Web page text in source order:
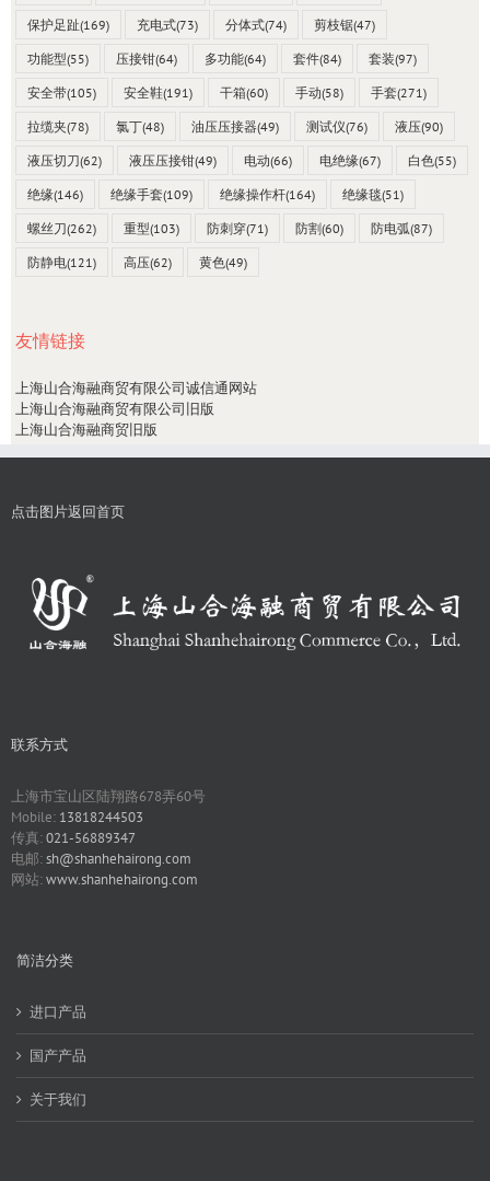
保护足趾(169) 充电式(73) 分体式(74) 剪枝锯(47)
功能型(55) 压接钳(64) 多功能(64) 套件(84) 套装(97)
安全带(105) 安全鞋(191) 干箱(60) 手动(58) 手套(271)
拉缆夹(78) 氯丁(48) 油压压接器(49) 测试仪(76) 液压(90)
液压切刀(62) 液压压接钳(49) 电动(66) 电绝缘(67) 白色(55)
绝缘(146) 绝缘手套(109) 绝缘操作杆(164) 绝缘毯(51)
螺丝刀(262) 重型(103) 防刺穿(71) 防割(60) 防电弧(87)
防静电(121) 高压(62) 黄色(49)
友情链接
上海山合海融商贸有限公司诚信通网站
上海山合海融商贸有限公司旧版
上海山合海融商贸旧版
点击图片返回首页
联系方式
上海市宝山区陆翔路678弄60号
Mobile: 13818244503
传真:021-56889347
电邮:sh@shanhehairong.com
网站:www.shanhehairong.com
简洁分类
进口产品
国产产品
关于我们